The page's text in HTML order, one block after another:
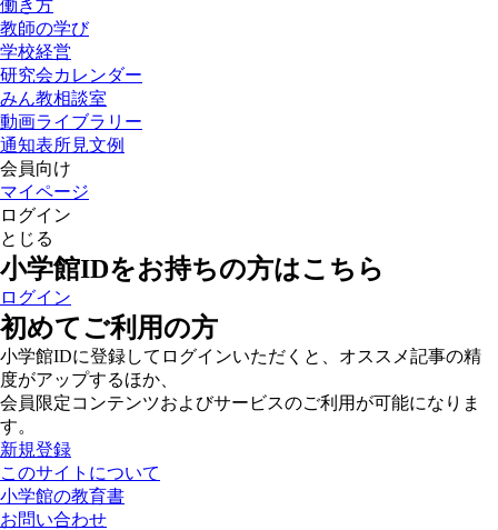
働き方
教師の学び
学校経営
研究会カレンダー
みん教相談室
動画ライブラリー
通知表所見文例
会員向け
マイページ
ログイン
とじる
小学館IDをお持ちの方はこちら
ログイン
初めてご利用の方
小学館IDに登録してログインいただくと、オススメ記事の精
度がアップするほか、
会員限定コンテンツおよびサービスのご利用が可能になりま
す。
新規登録
このサイトについて
小学館の教育書
お問い合わせ